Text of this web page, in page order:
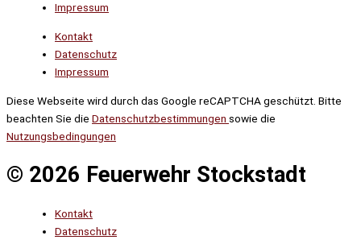
Impressum
Kontakt
Datenschutz
Impressum
Diese Webseite wird durch das Google reCAPTCHA geschützt. Bitte
beachten Sie die Datenschutzbestimmungen sowie die
Nutzungsbedingungen
© 2026 Feuerwehr Stockstadt
Kontakt
Datenschutz